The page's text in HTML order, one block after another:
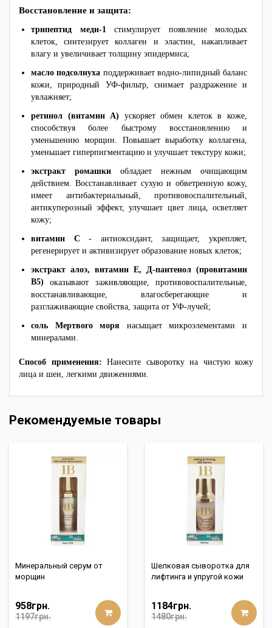
Восстановление и защита:
трипептид меди-1стимулирует появление молодых
клеток, синтезирует коллаген и эластин, накапливает
влагу и увеличивает толщину эпидермиса;
масло подсолнуха поддерживает водно-липидный баланс
кожи, природный УФ-фильтр, снимает раздражение и
увлажняет;
ретинол (витамин А) ускоряет обмен клеток в коже,
способствуя более быстрому восстановлению и
уменьшению морщин. Повышает выработку коллагена,
уменьшает гиперпигментацию и улучшает текстуру кожи;
экстракт ромашки обладает нежным очищающим
действием. Восстанавливает сухую и обветренную кожу,
имеет антибактериальный, противовоспалительный,
антикуперозный эффект, улучшает цвет лица, осветляет
кожу;
витамин С - антиоксидант, защищает, укрепляет,
регенерирует и активизирует образование новых клеток;
экстракт алоэ, витамин Е, Д-пантенол (провитамин
В5) оказывают заживляющие, противовоспалительные,
восстанавливающие, влагосберегающие и
разглаживающие свойства, защита от УФ-лучей;
соль Мертвого моря насыщает микроэлементами и
минералами.
Способ применения: Нанесите сыворотку на чистую кожу
лица и шеи, легкими движениями.
Рекомендуемые товары
Минеральный серум от
морщин
958грн.
1197грн.
Шелковая сыворотка для
лифтинга и упругой кожи
1184грн.
1480грн.